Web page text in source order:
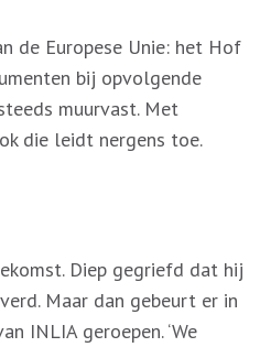
de Europese Unie: het Hof
bij opvolgende
muurvast. Met
die leidt nergens toe.
Diep gegriefd dat hij
Maar dan gebeurt er in
INLIA geroepen. ‘We